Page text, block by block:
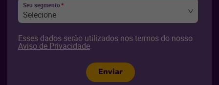
Seu segmento*
Selecione
Esses dados serão utilizados nos termos do nosso
Aviso de Privacidade.
Enviar